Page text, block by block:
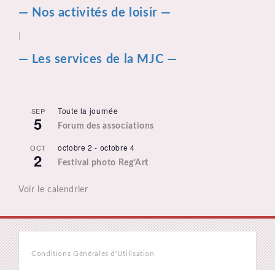
— Nos activités de loisir —
— Les services de la MJC —
SEP
5
Toute la journée
Forum des associations
OCT
2
octobre 2 - octobre 4
Festival photo Reg’Art
Voir le calendrier
Conditions Générales d'Utilisation